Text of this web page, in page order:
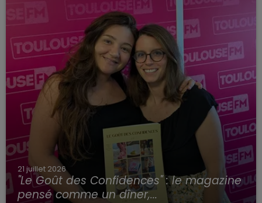
21 juillet 2026
"Le Goût des Confidences" : le magazine
pensé comme un dîner,...